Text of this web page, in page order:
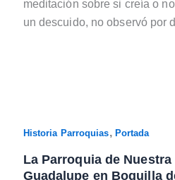
meditación sobre si creía o
un descuido, no observó por
Historia Parroquias, Portada
La Parroquia de Nuestra
Guadalupe en Boquilla